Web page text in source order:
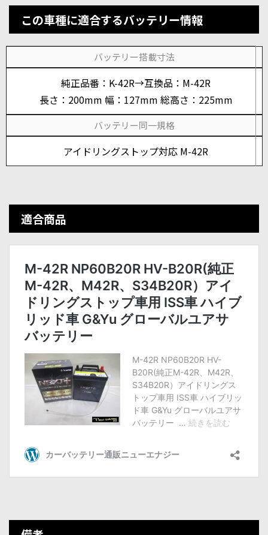
この車種に適合するバッテリー情報
バッテリー搭載寸法
純正品番：K-42R→互換品：M-42R
長さ：200mm 幅：127mm 総高さ：225mm
バッテリー同一規格
アイドリングストップ対応 M-42R
適合商品